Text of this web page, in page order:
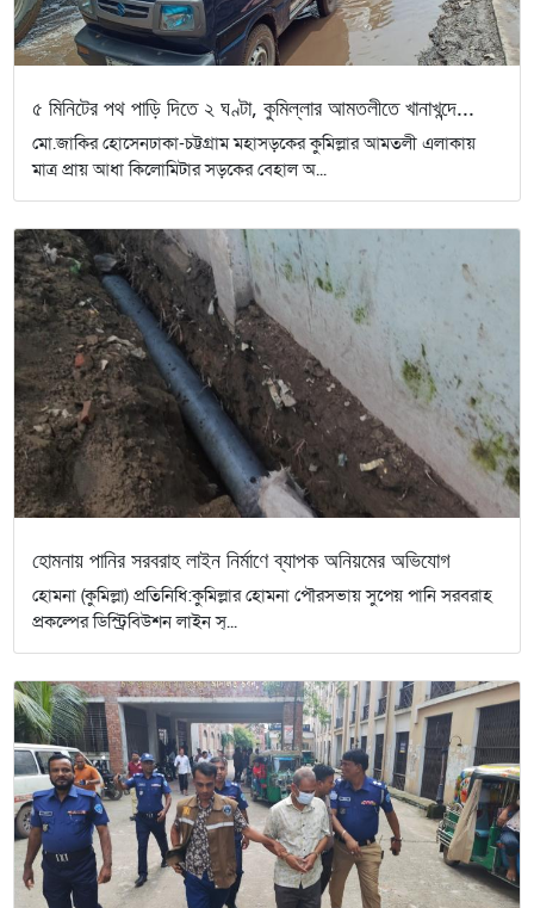
৫ মিনিটের পথ পাড়ি দিতে ২ ঘণ্টা, কুমিল্লার আমতলীতে খানাখন্দে...
মো.জাকির হোসেনঢাকা-চট্টগ্রাম মহাসড়কের কুমিল্লার আমতলী এলাকায়
মাত্র প্রায় আধা কিলোমিটার সড়কের বেহাল অ...
হোমনায় পানির সরবরাহ লাইন নির্মাণে ব্যাপক অনিয়মের অভিযোগ
হোমনা (কুমিল্লা) প্রতিনিধি:কুমিল্লার হোমনা পৌরসভায় সুপেয় পানি সরবরাহ
প্রকল্পের ডিস্ট্রিবিউশন লাইন স্...